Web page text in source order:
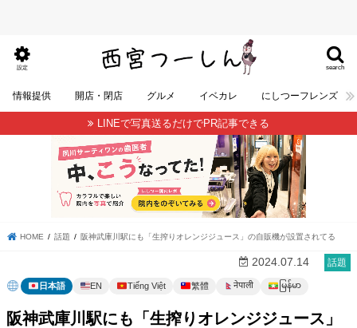
search
設定
情報提供 開店・閉店 グルメ イベカレ にしつーフレンズ
LINEで写真送るだけでPR記事できる
HOME 話題 阪神武庫川駅にも「生搾りオレンジジュース」の自販機が設置されてる
話題
2024.07.14
日本語 EN Tiếng Việt 繁體 नेपाली မြန်မာ
阪神武庫川駅にも「生搾りオレンジジュース」